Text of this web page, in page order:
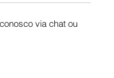
via chat ou